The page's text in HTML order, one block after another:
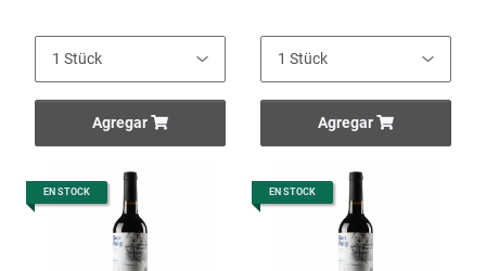
Agregar Agregar
EN STOCK EN STOCK